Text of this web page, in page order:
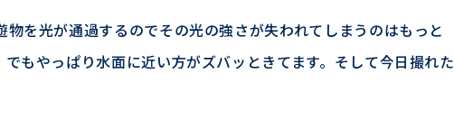
を光が通過するのでその光の強さが失われてしまうのはもっと
もやっぱり水面に近い方がズバッときてます。そして今日撮れた